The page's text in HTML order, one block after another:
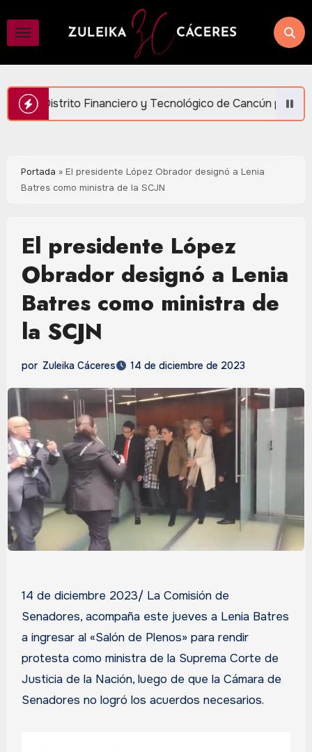
contenido
y Tecnológico de Cancún para generar más empleo y
Portada » El presidente López Obrador designó a Lenia
Batres como ministra de la SCJN
El presidente López
Obrador designó a Lenia
Batres como ministra de
la SCJN
por Zuleika Cáceres 14 de diciembre de 2023
14 de diciembre 2023/ La Comisión de
Senadores, acompaña este jueves a Lenia Batres
a ingresar al «Salón de Plenos» para rendir
protesta como ministra de la Suprema Corte de
Justicia de la Nación, luego de que la Cámara de
Senadores no logró los acuerdos necesarios.